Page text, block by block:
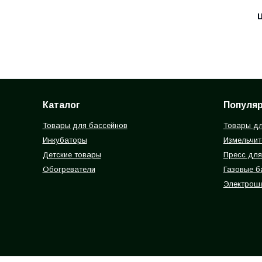
Каталог
Товары для бассейнов
Инкубаторы
Детские товары
Обогреватели
Товары
Пресс
Газовые